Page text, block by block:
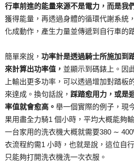
行車前進的能量來源不是電力，而是我
獲得能量，再透過身體的循環代謝系統
化成動作，產生力量並傳遞到自行車的
簡單來說， 功率計是透過騎士所施加到
來計算出功率值 ， 並顯示到碼錶上。因
上輸出更多功率，可以透過增加對踏板
來達成。換句話說， 踩踏愈用力，或是
率值就會愈高 。 舉一個實際的例子，現
果用盡全力騎1 個小時，平均大概能夠
一台家用的洗衣機大概就需要380 ∼
衣流程約需1 小時，也就是說，這位自
只能夠打開洗衣機洗一次衣服。